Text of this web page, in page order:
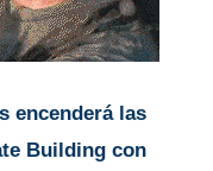
encenderá las
Building con